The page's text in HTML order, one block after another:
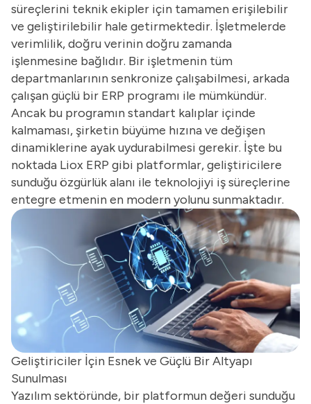
süreçlerini teknik ekipler için tamamen erişilebilir
ve geliştirilebilir hale getirmektedir. İşletmelerde
verimlilik, doğru verinin doğru zamanda
işlenmesine bağlıdır. Bir işletmenin tüm
departmanlarının senkronize çalışabilmesi, arkada
çalışan güçlü bir ERP programı ile mümkündür.
Ancak bu programın standart kalıplar içinde
kalmaması, şirketin büyüme hızına ve değişen
dinamiklerine ayak uydurabilmesi gerekir. İşte bu
noktada Liox ERP gibi platformlar, geliştiricilere
sunduğu özgürlük alanı ile teknolojiyi iş süreçlerine
entegre etmenin en modern yolunu sunmaktadır.
Geliştiriciler İçin Esnek ve Güçlü Bir Altyapı
Sunulması
Yazılım sektöründe, bir platformun değeri sunduğu